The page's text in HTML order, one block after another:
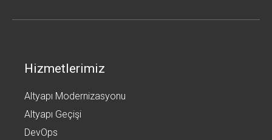
Hizmetlerimiz
Altyapı Modernizasyonu
Altyapı Geçişi
DevOps